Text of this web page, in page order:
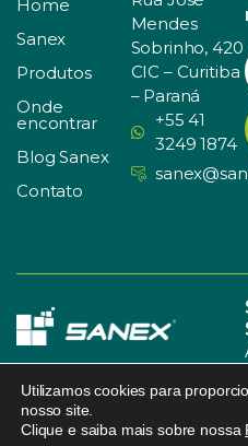
Home
Sanex
Produtos
Onde
encontrar
Blog Sanex
Contato
Mendes
Sobrinho, 420
CIC – Curitiba
– Paraná
+55 41
3249 1874
© SANEX. Todos os direitos
Utilizamos cookies para
nosso site.
Clique e saiba mais sobre nossa